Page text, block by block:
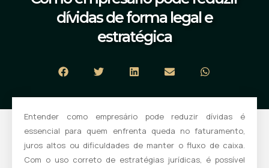
dívidas de forma legal e
estratégica
Entender como empresário pode reduzir dívidas é
essencial para quem enfrenta queda no faturamento,
juros altos ou dificuldades de manter o fluxo de caixa.
Com o uso correto de estratégias jurídicas, é possível